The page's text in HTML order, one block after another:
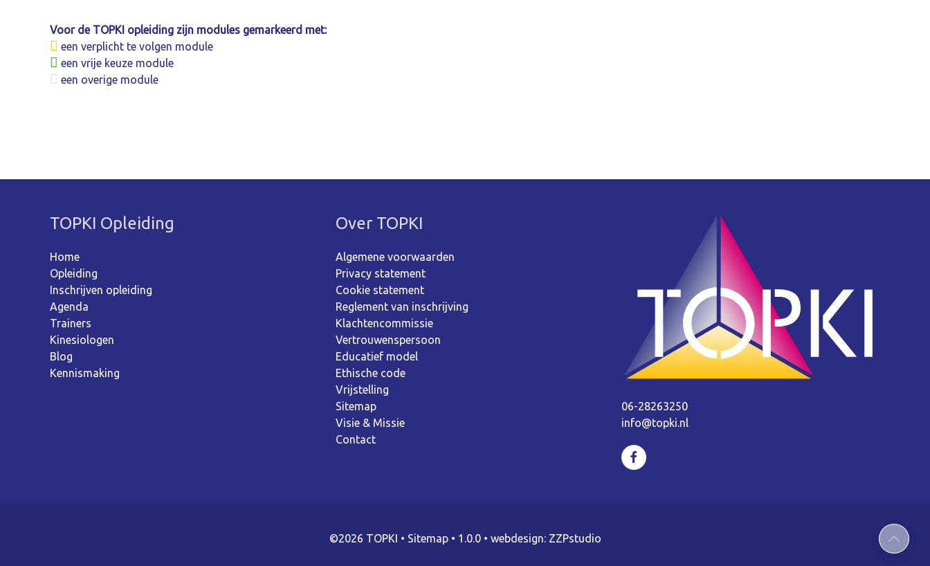
Voor de TOPKI opleiding zijn modules gemarkeerd met:
een verplicht te volgen module
een vrije keuze module
een overige module
TOPKI Opleiding
Home
Opleiding
Inschrijven opleiding
Agenda
Trainers
Kinesiologen
Blog
Kennismaking
Over TOPKI
Algemene voorwaarden
Privacy statement
Cookie statement
Reglement van inschrijving
Klachtencommissie
Vertrouwenspersoon
Educatief model
Ethische code
Vrijstelling
Sitemap
Visie & Missie
Contact
06-28263250
info@topki.nl
©2026 TOPKI • Sitemap• 1.0.0 • webdesign: ZZPstudio